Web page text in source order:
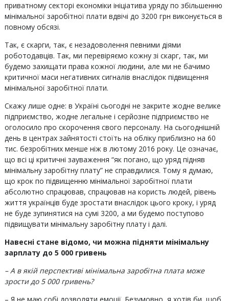
приватному секторі економіки ініціатива уряду по збільшенню
мінімальної заробітної плати вдвічі до 3200 грн виконується в
повному обсязі.
Так, є скарги, так, є незадоволення певними діями
роботодавців. Так, ми перевіряємо кожну зі скарг, так, ми
будемо захищати права кожної людини, але ми не бачимо
критичної маси негативних сигналів внаслідок підвищення
мінімальної заробітної плати.
Скажу лише одне: в Україні сьогодні не закрите жодне велике
підприємство, жодне легальне і серйозне підприємство не
оголосило про скорочення свого персоналу. На сьогоднішній
день в центрах зайнятості стоїть на обліку приблизно на 60
тис. безробітних менше ніж в лютому 2016 року. Це означає,
що всі ці критичні зауваження “як погано, що уряд підняв
мінімальну заробітну плату” не справдилися. Тому я думаю,
що крок по підвищенню мінімальної заробітної плати
абсолютно спрацював, спрацював на користь людей, рівень
життя українців буде зростати внаслідок цього кроку, і уряд
не буде зупинятися на сумі 3200, а ми будемо поступово
підвищувати мінімальну заробітну плату і далі.
Навесні стане відомо, чи можна підняти мінімальну
зарплату до 5 000 гривень
– А в якій перспективі мінімальна заробітна плата може
зрости до 5 000 гривень?